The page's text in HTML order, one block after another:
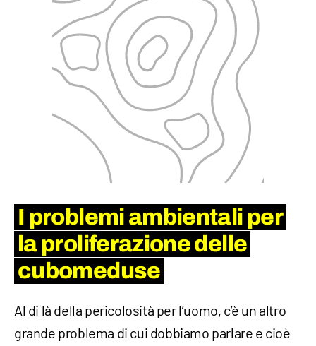
I problemi ambientali per
la proliferazione delle
cubomeduse
Al di là della pericolosità per l’uomo, c’è un altro
grande problema di cui dobbiamo parlare e cioè